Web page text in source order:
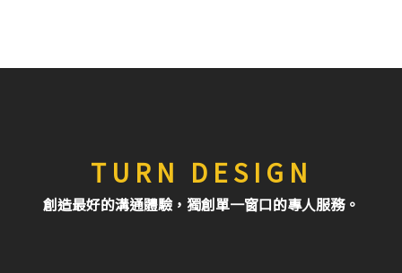
TURN DESIGN
創造最好的溝通體驗，獨創單一窗口的專人服務。